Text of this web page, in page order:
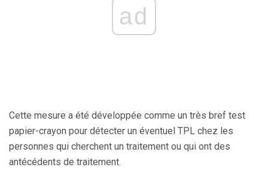
ad
Cette mesure a été développée comme un très bref test
papier-crayon pour détecter un éventuel TPL chez les
personnes qui cherchent un traitement ou qui ont des
antécédents de traitement.